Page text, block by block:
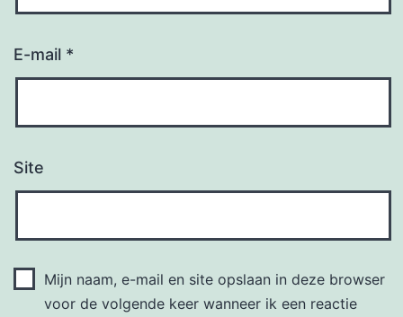
E-mail *
Site
Mijn naam, e-mail en site opslaan in deze browser
voor de volgende keer wanneer ik een reactie